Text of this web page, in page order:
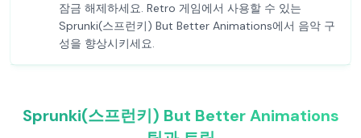
잠금 해제하세요. Retro 게임에서 사용할 수 있는
Sprunki(스프런키) But Better Animations에서 음악 구
성을 향상시키세요.
Sprunki(스프런키) But Better Animations